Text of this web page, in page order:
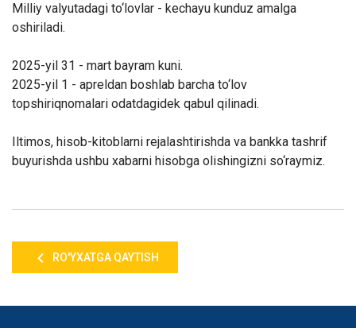
Milliy valyutadagi to‘lovlar - kechayu kunduz amalga
oshiriladi.
2025-yil 31 - mart bayram kuni.
2025-yil 1 - apreldan boshlab barcha to‘lov
topshiriqnomalari odatdagidek qabul qilinadi.
Iltimos, hisob-kitoblarni rejalashtirishda va bankka tashrif
buyurishda ushbu xabarni hisobga olishingizni so‘raymiz.
RO'YXATGA QAYTISH